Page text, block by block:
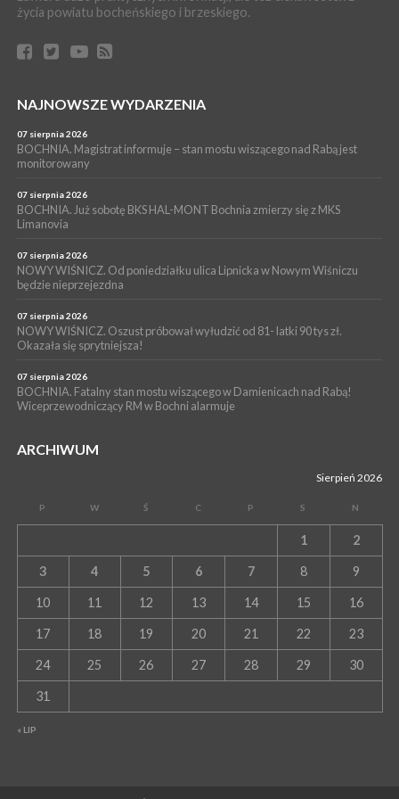
06 sierpnia 2026
BORZĘCIN. Już w najbliższy weekend XIX Borzęckie Święto
PIELGRZYMKA 2026
Z BOCHNI NA JASNĄ GÓRĘ. Drugi dzień wędrówki [ZDJĘCIA]
WYDARZENIA
NASZ NEWS. Powstał Komitet Ochrony Ładu
Przestrzennego Miasta Bochnia. To odpowiedź na działania
magistratu
życia powiatu bocheńskiego i brzeskiego.
NAJNOWSZE WYDARZENIA
07 sierpnia 2026
BOCHNIA. Magistrat informuje – stan mostu wiszącego nad Rabą jest
monitorowany
07 sierpnia 2026
BOCHNIA. Już sobotę BKS HAL-MONT Bochnia zmierzy się z MKS
Limanovia
07 sierpnia 2026
NOWY WIŚNICZ. Od poniedziałku ulica Lipnicka w Nowym Wiśniczu
będzie nieprzejezdna
07 sierpnia 2026
NOWY WIŚNICZ. Oszust próbował wyłudzić od 81- latki 90 tys zł.
Okazała się sprytniejsza!
07 sierpnia 2026
BOCHNIA. Fatalny stan mostu wiszącego w Damienicach nad Rabą!
Wiceprzewodniczący RM w Bochni alarmuje
ARCHIWUM
Sierpień 2026
P W Ś C P S N
« LIP
1 2
3 4 5 6 7 8 9
10 11 12 13 14 15 16
17 18 19 20 21 22 23
24 25 26 27 28 29 30
31